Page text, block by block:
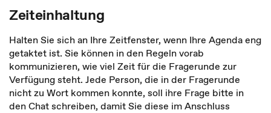
Zeiteinhaltung
Halten Sie sich an Ihre Zeitfenster, wenn Ihre Agenda eng
getaktet ist. Sie können in den Regeln vorab
kommunizieren, wie viel Zeit für die Fragerunde zur
Verfügung steht. Jede Person, die in der Fragerunde
nicht zu Wort kommen konnte, soll ihre Fra­ge bitte in
den Chat schreiben, damit Sie diese im Anschluss